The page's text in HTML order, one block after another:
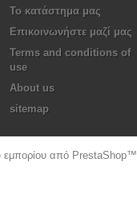
Το κατάστημα μας
Επικοινωνήστε μαζί μας
Terms and conditions of
use
About us
sitemap
εμπορίου από PrestaShop™